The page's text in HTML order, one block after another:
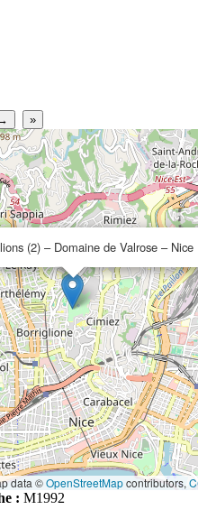
»
(2) – Domaine de Valrose – Nice
data ©OpenStreetMapcontributors,
: M1992